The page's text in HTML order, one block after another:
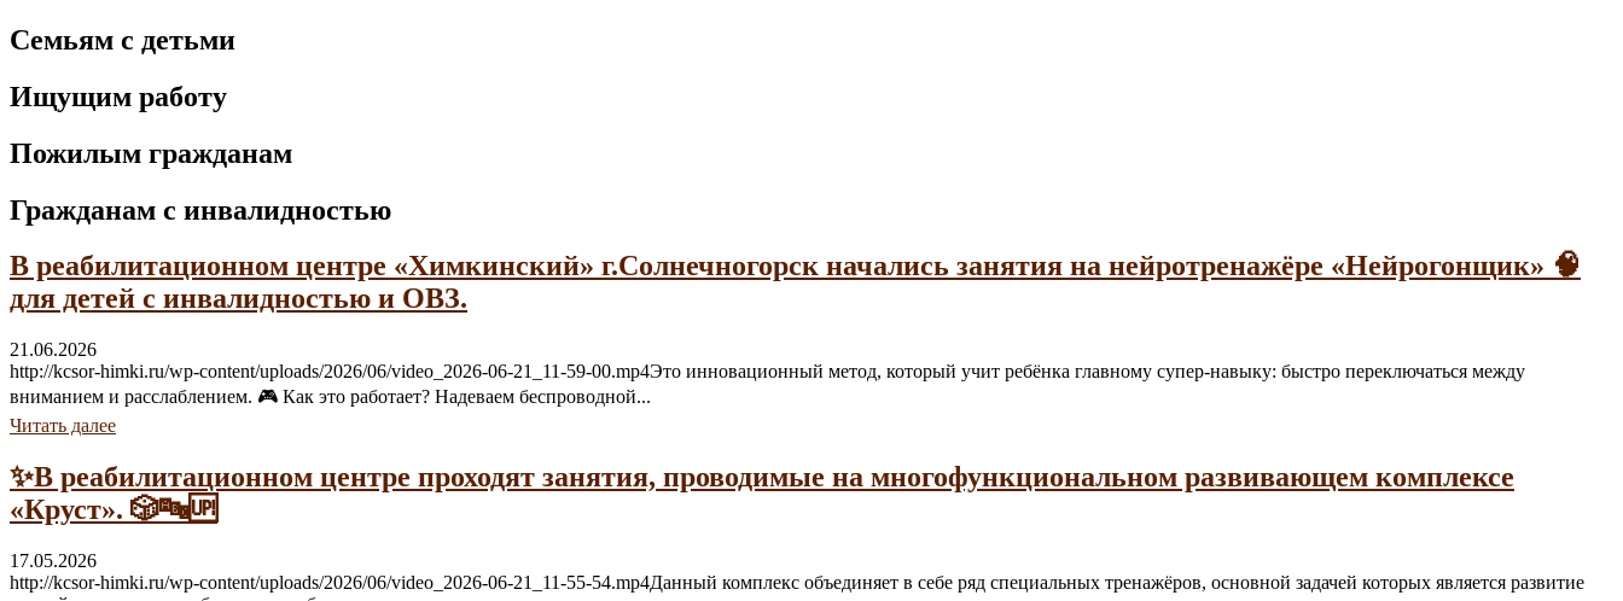
Семьям с детьми
Ищущим работу
Пожилым гражданам
Гражданам с инвалидностью
В реабилитационном центре «Химкинский» г.Солнечногорск начались занятия на нейротренажёре «Нейрогонщик» 🧠
для детей с инвалидностью и ОВЗ.
21.06.2026
http://kcsor-himki.ru/wp-content/uploads/2026/06/video_2026-06-21_11-59-00.mp4Это инновационный метод, который учит ребёнка главному супер-навыку: быстро переключаться между
вниманием и расслаблением. 🎮 Как это работает? Надеваем беспроводной...
Читать далее
✨В реабилитационном центре проходят занятия, проводимые на многофункциональном развивающем комплексе
«Круст». 🎲🔤🆙
17.05.2026
http://kcsor-himki.ru/wp-content/uploads/2026/06/video_2026-06-21_11-55-54.mp4Данный комплекс объединяет в себе ряд специальных тренажёров, основной задачей которых является развитие